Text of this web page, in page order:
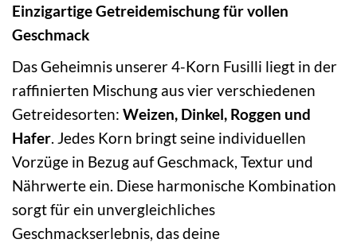
Einzigartige Getreidemischung für vollen
Geschmack
Das Geheimnis unserer 4-Korn Fusilli liegt in der
raffinierten Mischung aus vier verschiedenen
Getreidesorten: Weizen, Dinkel, Roggen und
Hafer . Jedes Korn bringt seine individuellen
Vorzüge in Bezug auf Geschmack, Textur und
Nährwerte ein. Diese harmonische Kombination
sorgt für ein unvergleichliches
Geschmackserlebnis, das deine